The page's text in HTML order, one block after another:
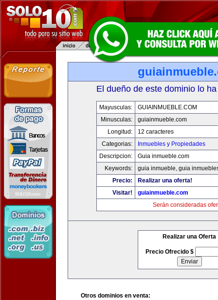
El dueño de este dominio lo
Mayusculas:
GUIAINMUEBLE.COM
Minusculas:
guiainmueble.com
Longitud:
12 caracteres
Categorias:
Inmuebles y Propiedades
Descripcion:
Guia inmueble.com
Keywords:
guia inmueble, guia
Precio:
Realizar una oferta!
Visitar!
guiainmueble.com
Serán consideradas
Realizar una Oferta
Precio Ofrecido $
Otros dominios en venta: